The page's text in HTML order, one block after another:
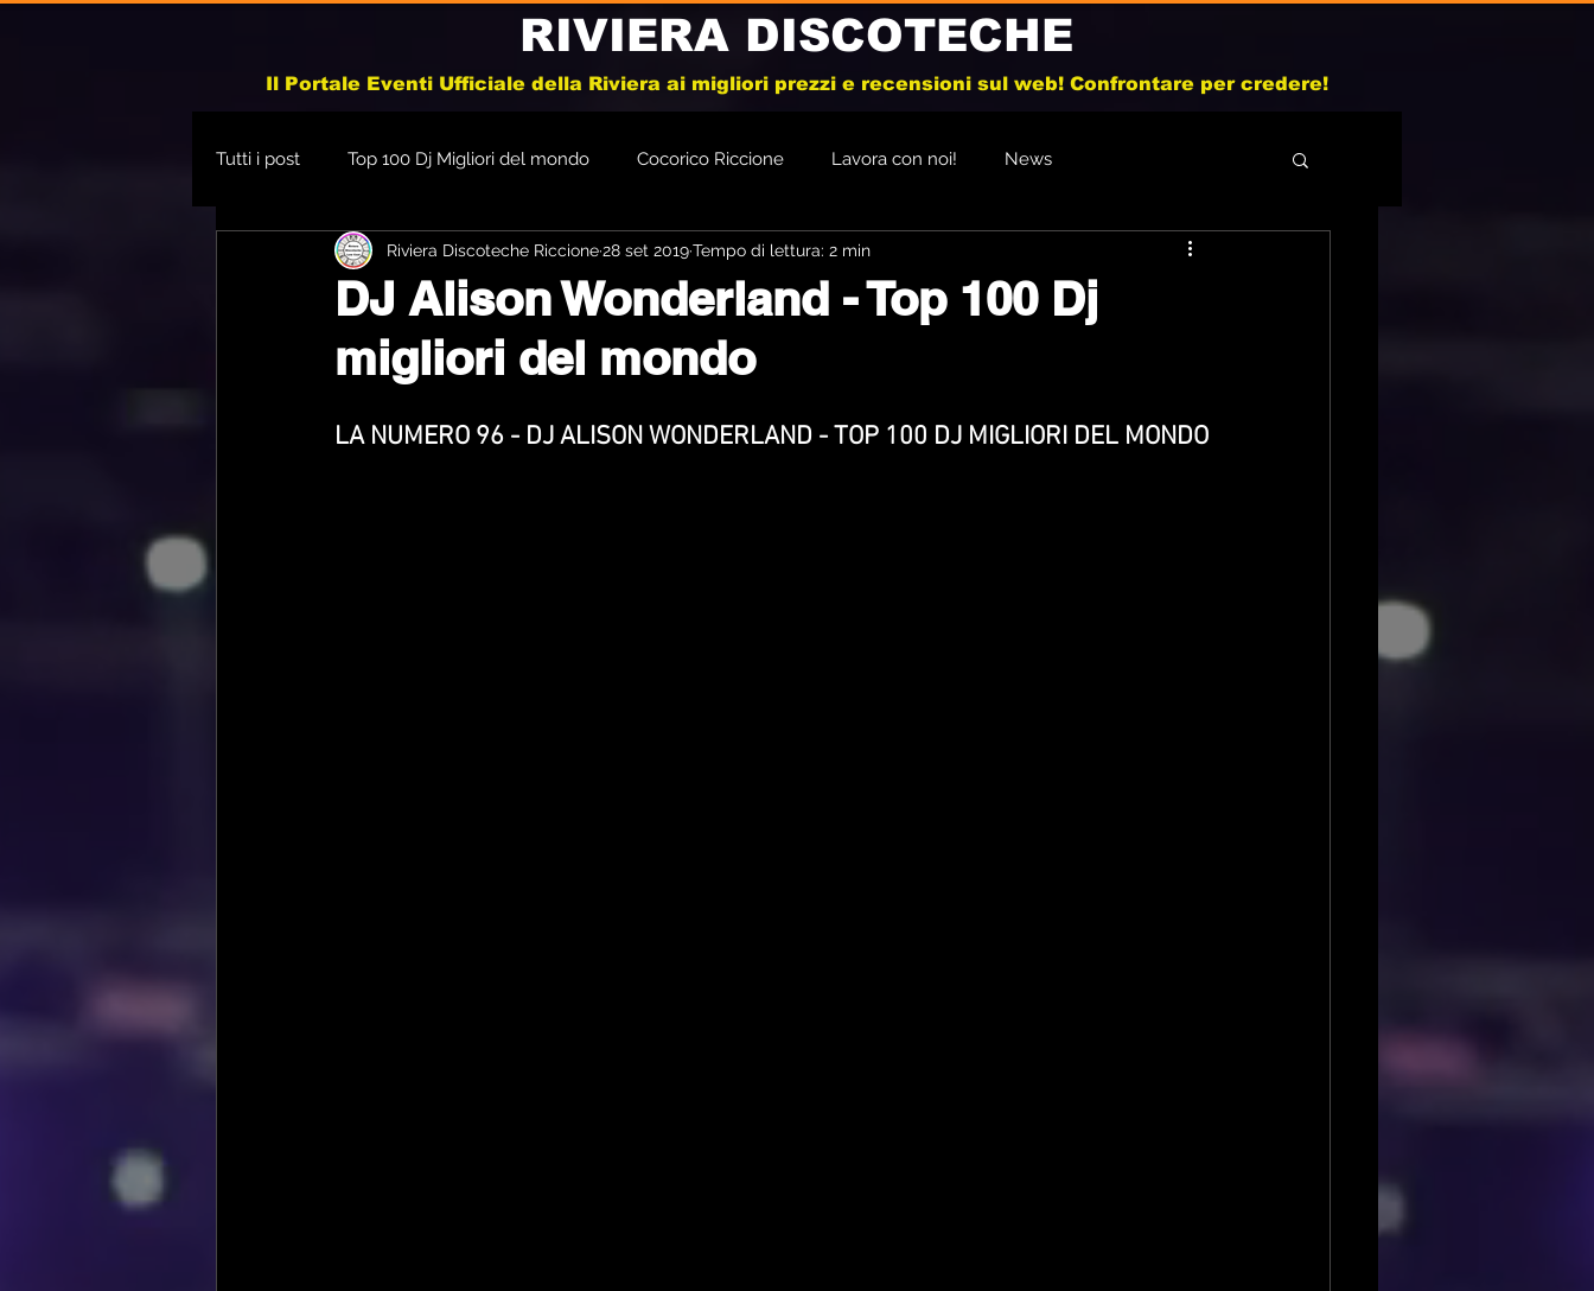
RIVIERA DISCOTECHE
Il Portale Eventi Ufficiale della Riviera ai migliori prezzi e recensioni sul web! Confrontare per credere!
Tutti i post Top 100 Dj Migliori del mondo Cocorico Riccione Lavora con noi! News
Monsterland Imola 2025
DJ Alison Wonderland - Top 100 Dj
migliori del mondo
Riviera Discoteche Riccione28 set 2019Tempo di lettura: 2 min
LA NUMERO 96 - DJ ALISON WONDERLAND - TOP 100 DJ MIGLIORI DEL MONDO